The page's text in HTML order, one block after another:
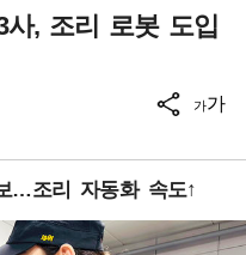
사, 조리 로봇 도입
가가
…조리 자동화 속도↑